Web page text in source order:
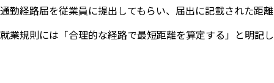
通勤経路届を従業員に提出してもらい、届出に記載された距
就業規則には「合理的な経路で最短距離を算定する」と明記